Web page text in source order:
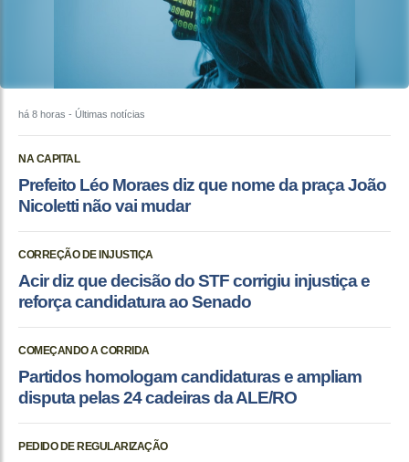
há 8 horas - Últimas notícias
NA CAPITAL
Prefeito Léo Moraes diz que nome da praça João
Nicoletti não vai mudar
CORREÇÃO DE INJUSTIÇA
Acir diz que decisão do STF corrigiu injustiça e
reforça candidatura ao Senado
COMEÇANDO A CORRIDA
Partidos homologam candidaturas e ampliam
disputa pelas 24 cadeiras da ALE/RO
PEDIDO DE REGULARIZAÇÃO